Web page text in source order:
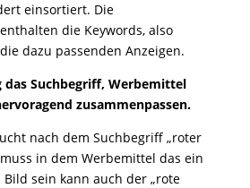
einsortiert. Die
die Keywords, also
dazu passenden Anzeigen.
das Suchbegriff, Werbemittel
zusammenpassen.
nach dem Suchbegriff „roter
in dem Werbemittel das ein
sein kann auch der „rote